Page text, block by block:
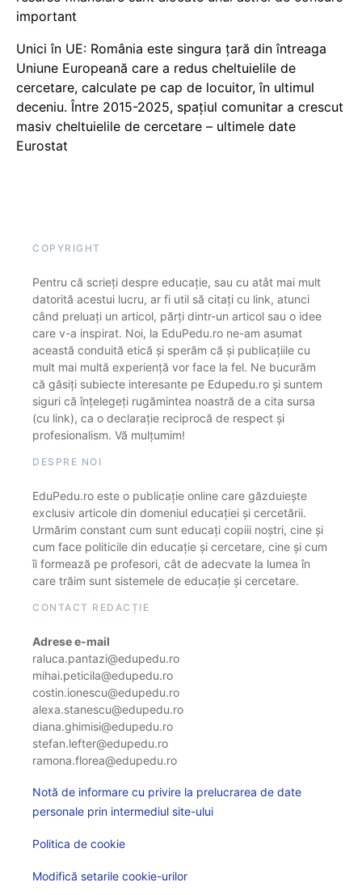
important
Unici în UE: România este singura țară din întreaga
Uniune Europeană care a redus cheltuielile de
cercetare, calculate pe cap de locuitor, în ultimul
deceniu. Între 2015-2025, spațiul comunitar a crescut
masiv cheltuielile de cercetare – ultimele date
Eurostat
COPYRIGHT
Pentru că scrieți despre educație, sau cu atât mai mult
datorită acestui lucru, ar fi util să citați cu link, atunci
când preluați un articol, părți dintr-un articol sau o idee
care v-a inspirat. Noi, la EduPedu.ro ne-am asumat
această conduită etică și sperăm că și publicațiile cu
mult mai multă experiență vor face la fel. Ne bucurăm
că găsiți subiecte interesante pe Edupedu.ro și suntem
siguri că înțelegeți rugămintea noastră de a cita sursa
(cu link), ca o declarație reciprocă de respect și
profesionalism. Vă mulțumim!
DESPRE NOI
EduPedu.ro este o publicație online care găzduiește
exclusiv articole din domeniul educației și cercetării.
Urmărim constant cum sunt educați copiii noștri, cine și
cum face politicile din educație și cercetare, cine și cum
îi formează pe profesori, cât de adecvate la lumea în
care trăim sunt sistemele de educație și cercetare.
CONTACT REDACȚIE
Adrese e-mail
raluca.pantazi@edupedu.ro
mihai.peticila@edupedu.ro
costin.ionescu@edupedu.ro
alexa.stanescu@edupedu.ro
diana.ghimisi@edupedu.ro
stefan.lefter@edupedu.ro
ramona.florea@edupedu.ro
Notă de informare cu privire la prelucrarea de date
personale prin intermediul site-ului
Politica de cookie
Modifică setarile cookie-urilor